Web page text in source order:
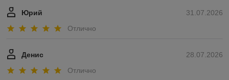
31.07.2026
Юрий
Отлично
28.07.2026
Денис
Отлично